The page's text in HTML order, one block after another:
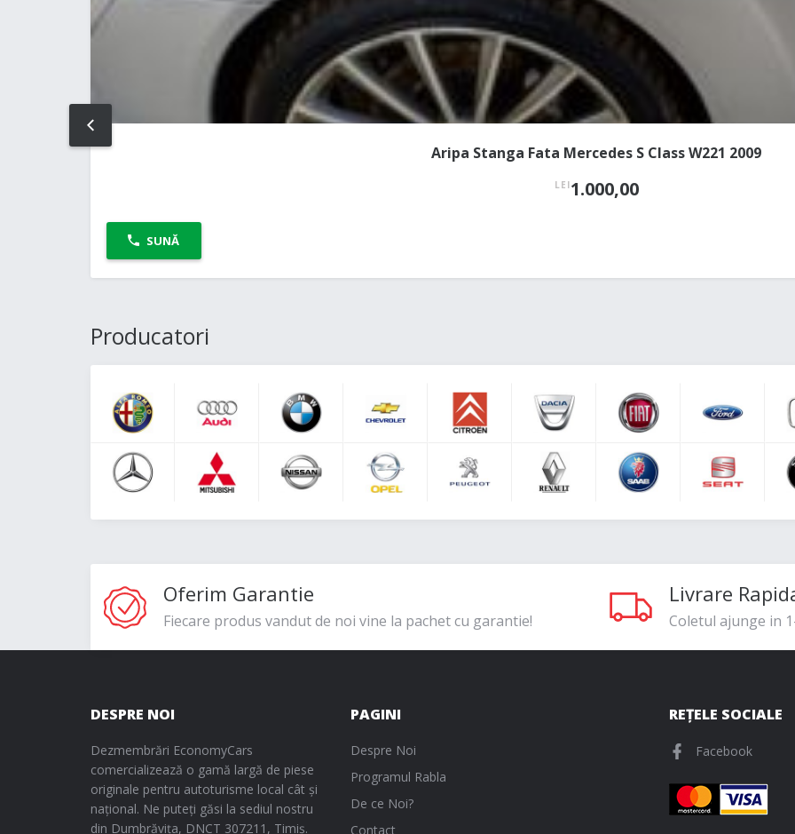
Aripa Stanga Fata Mercedes S Class W221 2009
LEI1.000,00
SUNĂ
PREV
Producatori
Oferim Garantie
Fiecare produs vandut de noi vine la pachet cu garantie!
Livrare
Coletul ajunge in
DESPRE NOI
Dezmembrări EconomyCars
comercializează o gamă largă de piese
originale pentru autoturisme local cât și
național. Ne puteți găsi la sediul nostru
din Dumbrăvița, DNCT 307211, Timiș.
PAGINI
Despre Noi
Programul Rabla
De ce Noi?
Contact
REȚELE SOCIALE
Facebook